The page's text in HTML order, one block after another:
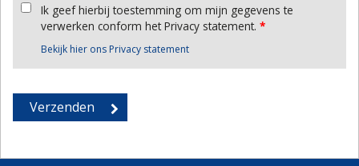
Ik geef hierbij toestemming om mijn gegevens te
verwerken conform het Privacy statement. *
Bekijk hier ons Privacy statement